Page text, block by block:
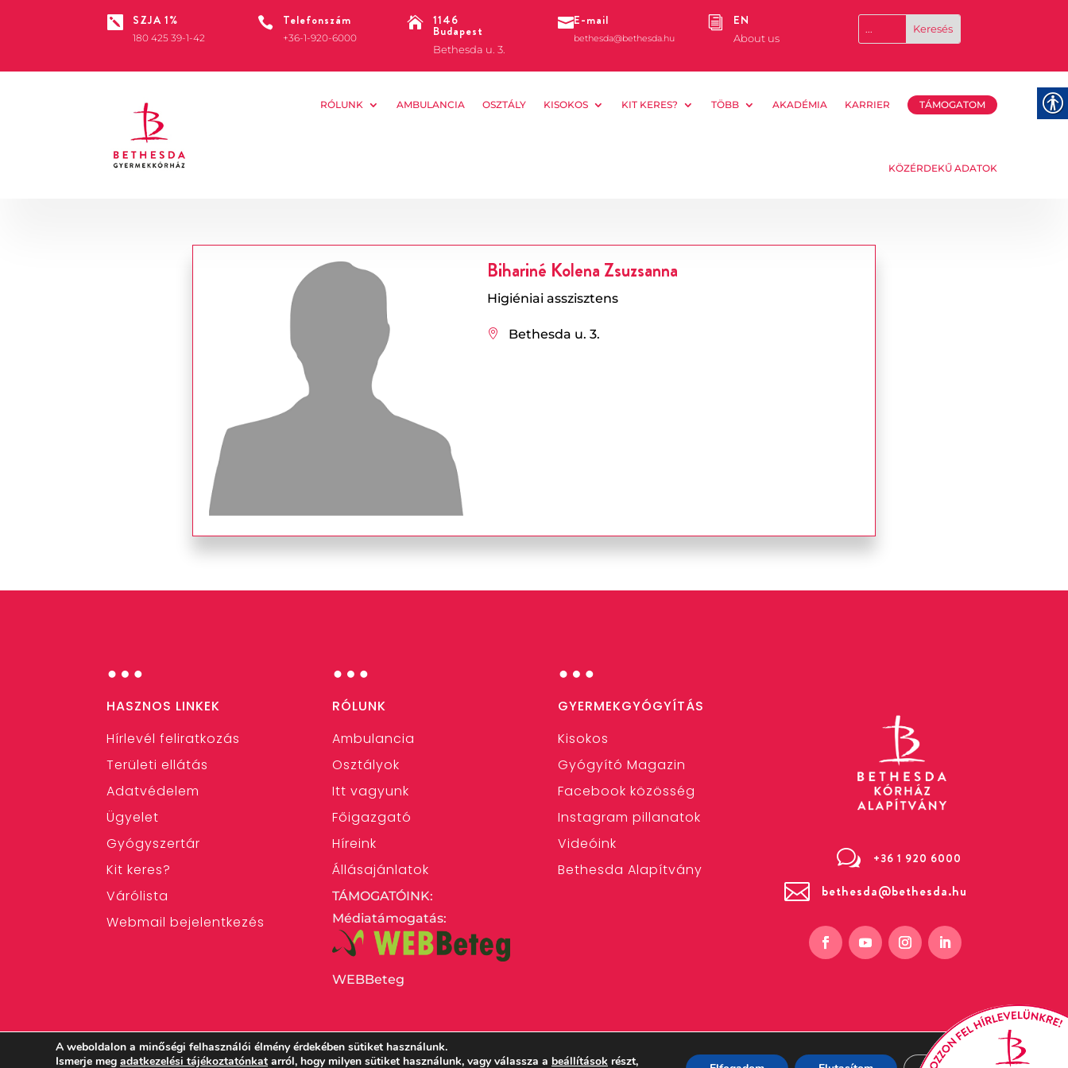
 SZJA 1%
180 425 39-1-42
 Telefonszám
+36-1-920-6000
 1146
Budapest
Bethesda u. 3.
E-mail
bethesda@bethesda.hu
i EN
About us
RÓLUNK AMBULANCIA OSZTÁLY KISOKOS KIT KERES? TÖBB AKADÉMIA KARRIER TÁMOGATOM
KÖZÉRDEKŰ ADATOK
Bihariné Kolena Zsuzsanna
Higiéniai asszisztens
 Bethesda u. 3.
…
HASZNOS LINKEK
Hírlevél feliratkozás
Területi ellátás
Adatvédelem
Ügyelet
Gyógyszertár
Kit keres?
Várólista
Webmail bejelentkezés
…
RÓLUNK
Ambulancia
Osztályok
Itt vagyunk
Főigazgató
Híreink
Állásajánlatok
TÁMOGATÓINK:
Médiatámogatás:
WEBBeteg
…
GYERMEKGYÓGYÍTÁS
Kisokos
Gyógyító Magazin
Facebook közösség
Instagram pillanatok
Videóink
Bethesda Alapítvány
w +36 1 920 6000
 bethesda@bethesda.hu
A weboldalon a minőségi felhasználói élmény érdekében sütiket használunk.
Ismerje meg adatkezelési tájékoztatónkat arról, hogy milyen sütiket használunk, vagy válassza a beállítások részt,